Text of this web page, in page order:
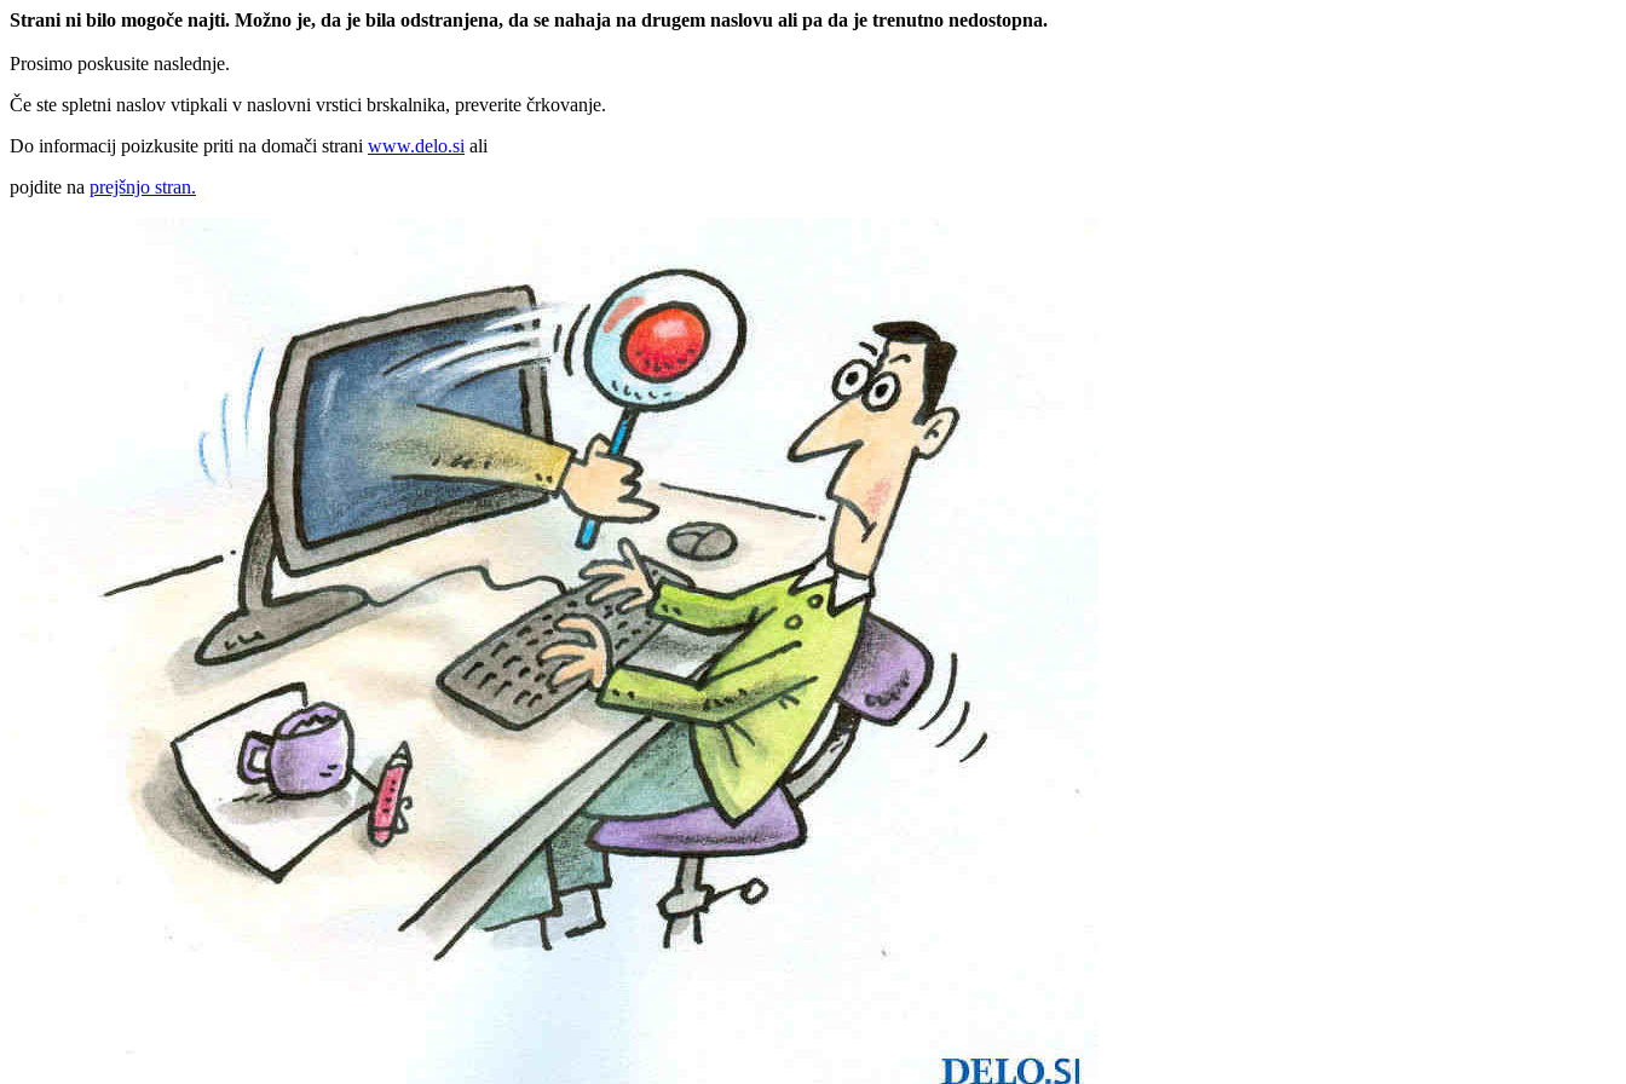
Strani ni bilo mogoče najti. Možno je, da je bila odstranjena, da se nahaja na drugem naslovu ali pa da je trenutno nedostopna.
Prosimo poskusite naslednje.
Če ste spletni naslov vtipkali v naslovni vrstici brskalnika, preverite črkovanje.
Do informacij poizkusite priti na domači strani www.delo.si ali
pojdite na prejšnjo stran.